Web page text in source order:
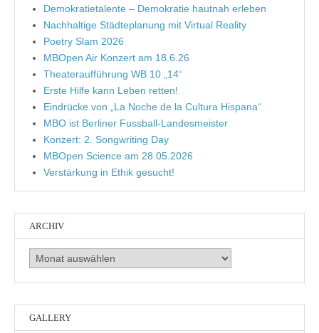
Demokratietalente – Demokratie hautnah erleben
Nachhaltige Städteplanung mit Virtual Reality
Poetry Slam 2026
MBOpen Air Konzert am 18.6.26
Theateraufführung WB 10 „14“
Erste Hilfe kann Leben retten!
Eindrücke von „La Noche de la Cultura Hispana“
MBO ist Berliner Fussball-Landesmeister
Konzert: 2. Songwriting Day
MBOpen Science am 28.05.2026
Verstärkung in Ethik gesucht!
ARCHIV
Archiv
GALLERY